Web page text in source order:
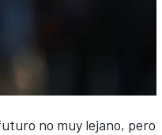
no muy lejano, pero